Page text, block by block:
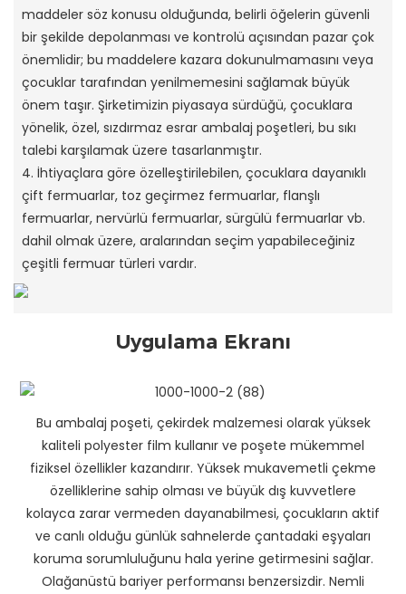
maddeler söz konusu olduğunda, belirli öğelerin güvenli
bir şekilde depolanması ve kontrolü açısından pazar çok
önemlidir; bu maddelere kazara dokunulmamasını veya
çocuklar tarafından yenilmemesini sağlamak büyük
önem taşır. Şirketimizin piyasaya sürdüğü, çocuklara
yönelik, özel, sızdırmaz esrar ambalaj poşetleri, bu sıkı
talebi karşılamak üzere tasarlanmıştır.
4. İhtiyaçlara göre özelleştirilebilen, çocuklara dayanıklı
çift fermuarlar, toz geçirmez fermuarlar, flanşlı
fermuarlar, nervürlü fermuarlar, sürgülü fermuarlar vb.
dahil olmak üzere, aralarından seçim yapabileceğiniz
çeşitli fermuar türleri vardır.
Uygulama Ekranı
Bu ambalaj poşeti, çekirdek malzemesi olarak yüksek
kaliteli polyester film kullanır ve poşete mükemmel
fiziksel özellikler kazandırır. Yüksek mukavemetli çekme
özelliklerine sahip olması ve büyük dış kuvvetlere
kolayca zarar vermeden dayanabilmesi, çocukların aktif
ve canlı olduğu günlük sahnelerde çantadaki eşyaları
koruma sorumluluğunu hala yerine getirmesini sağlar.
Olağanüstü bariyer performansı benzersizdir. Nemli